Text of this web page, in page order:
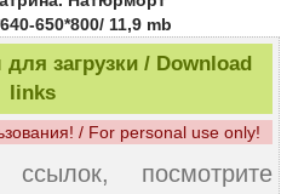
650*800/ 11,9 mb
загрузки / Download
links
/ For personal use only!
посмотрите